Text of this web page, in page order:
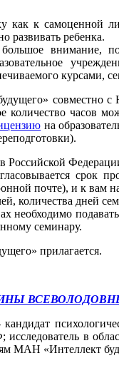
как к самоценной
развивать ребенка.
большое
часов
на
срок
почте), и к вам
количества дней
необходимо
семинару.
прилагается.
исследователь в
МАН «Интеллект